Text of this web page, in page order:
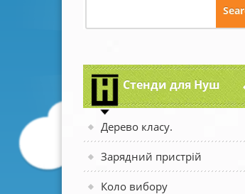
Стенди для Нуш
Дерево класу.
Зарядний пристрій
Коло вибору